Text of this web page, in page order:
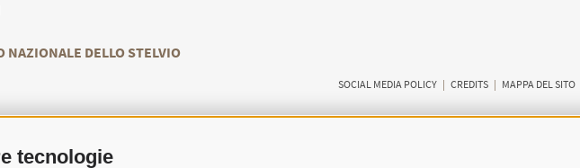
tecnologie
NAZIONALE DELLO STELVIO
SOCIAL MEDIA POLICY | CREDITS | MAPPA DEL SITO